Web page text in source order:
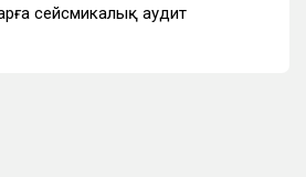
сейсмикалық аудит